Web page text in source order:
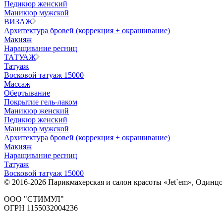
Педикюр женский
Маникюр мужской
ВИЗАЖ
Архитектура бровей (коррекция + окрашивание)
Макияж
Наращивание ресниц
ТАТУАЖ
Татуаж
Восковой татуаж 15000
Массаж
Обертывание
Покрытие гель-лаком
Маникюр женский
Педикюр женский
Маникюр мужской
Архитектура бровей (коррекция + окрашивание)
Макияж
Наращивание ресниц
Татуаж
Восковой татуаж 15000
© 2016-2026 Парикмахерская и салон красоты «Jet`em»,
ООО "СТИМУЛ"
ОГРН 1155032004236